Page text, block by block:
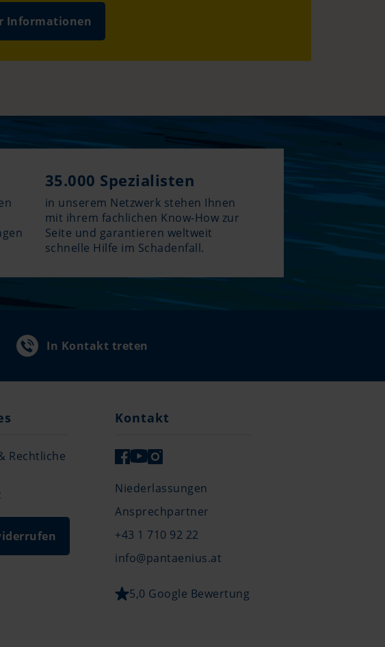
Informationen
35.000 Spezialisten
in unserem Netzwerk stehen Ihnen
mit ihrem fachlichen Know-How zur
Seite und garantieren weltweit
schnelle Hilfe im Schadenfall.
In Kontakt treten
Rechtliche
Kontakt
Niederlassungen
Ansprechpartner
+43 1 710 92 22
info@pantaenius.at
5,0 Google Bewertung